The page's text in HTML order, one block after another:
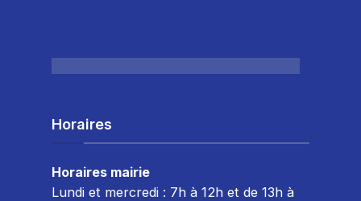
Horaires
Horaires mairie
Lundi et mercredi : 7h à 12h et de 13h à